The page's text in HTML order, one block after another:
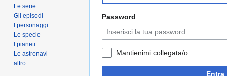
Password
Mantienimi collegata/o
Entra
Le serie
Gli episodi
I personaggi
Le specie
I pianeti
Le astronavi
altro…